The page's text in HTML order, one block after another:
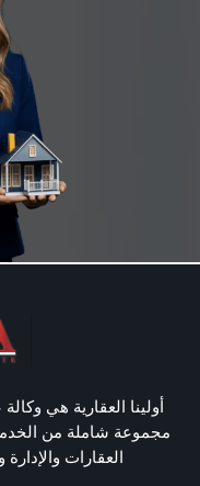
أولينا العقارية هي
مجموعة شاملة من
العقارات